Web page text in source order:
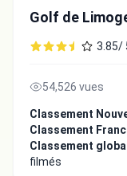
Golf de
3.85/
54,526 vues
Classement
Classement
Classement
filmés